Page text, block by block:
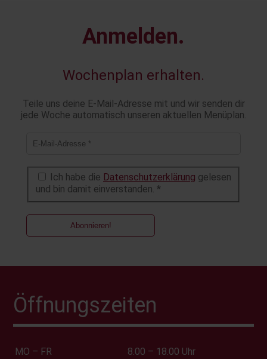
Anmelden.
Wochenplan erhalten.
Teile uns deine E-Mail-Adresse mit und wir senden dir
jede Woche automatisch unseren aktuellen Menüplan.
Ich habe die Datenschutzerklärung gelesen
und bin damit einverstanden. *
Öffnungszeiten
MO – FR
8.00 – 18.00 Uhr